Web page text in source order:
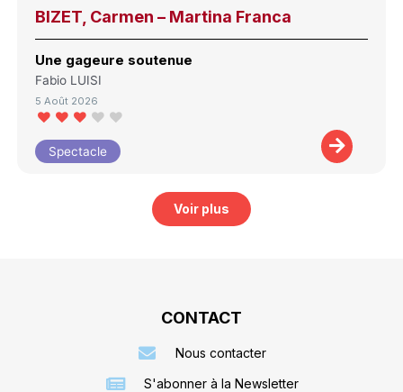
BIZET, Carmen – Martina Franca
Une gageure soutenue
Fabio LUISI
5 Août 2026
Spectacle
Voir plus
CONTACT
Nous contacter
S'abonner à la Newsletter